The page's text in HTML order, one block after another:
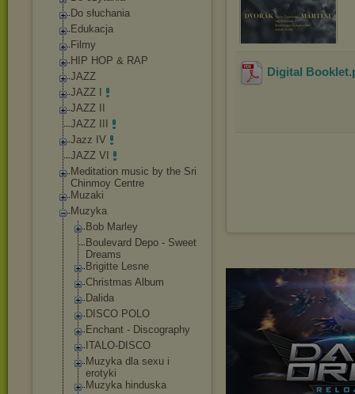
Do słuchania
Edukacja
Filmy
HIP HOP & RAP
JAZZ
JAZZ I
JAZZ II
JAZZ III
Jazz IV
JAZZ VI
Meditation music by the Sri
Chinmoy Centre
Muzaki
Muzyka
Bob Marley
Boulevard Depo - Sweet
Dreams
Brigitte Lesne
Christmas Album
Dalida
DISCO POLO
Enchant - Discography
ITALO-DISCO
Muzyka dla sexu i
erotyki
Muzyka hinduska
Digital Booklet